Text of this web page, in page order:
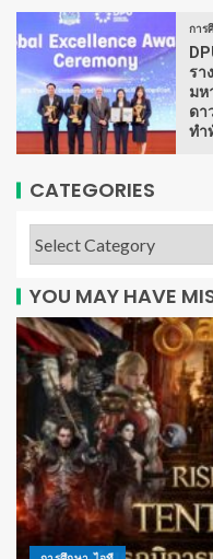
การ
รา
มห
ดา
ทำ
CATEGORIES
YOU MAY HAVE